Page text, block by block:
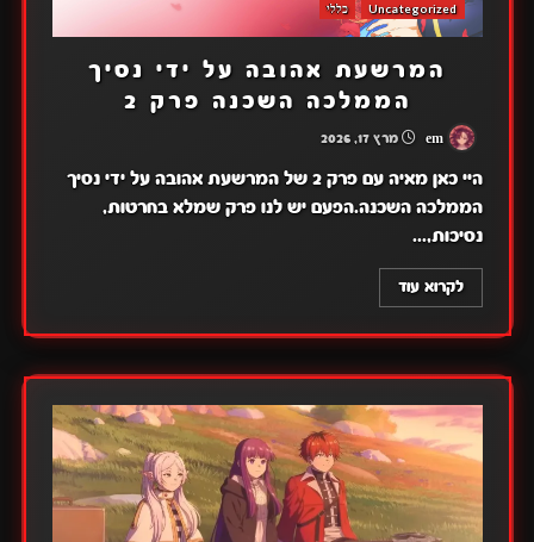
Uncategorized כללי
המרשעת אהובה על ידי נסיך
הממלכה השכנה פרק 2
em מרץ 17, 2026
היי כאן מאיה עם פרק 2 של המרשעת אהובה על ידי נסיך
הממלכה השכנה.הפעם יש לנו פרק שמלא בחרטות,
נסיכות,...
לקרוא עוד